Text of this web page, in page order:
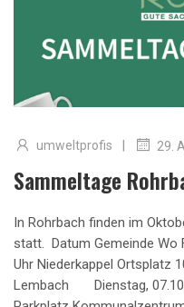
umweltprofis | 29.
Sammeltage
In Rohrbach finden im
statt. Datum Gemeinde
Uhr Niederkappel Ortsplatz
Lembach Dienstag,